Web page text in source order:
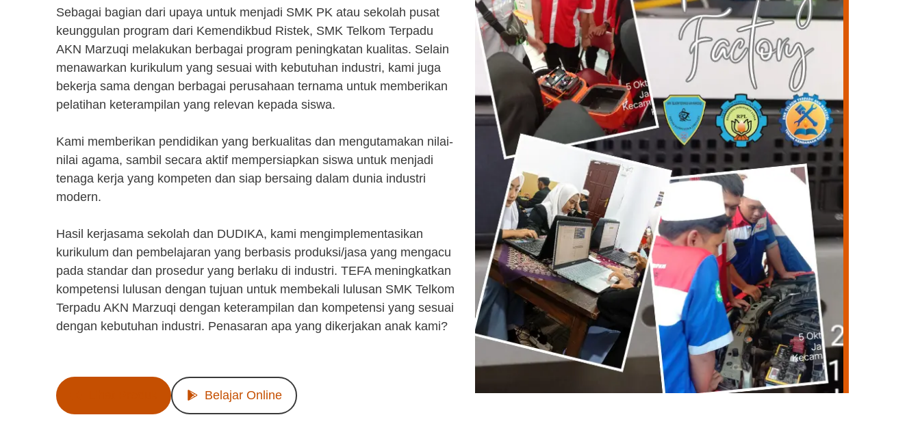
Sebagai bagian dari upaya untuk menjadi SMK PK atau sekolah pusat
keunggulan program dari Kemendikbud Ristek, SMK Telkom Terpadu
AKN Marzuqi melakukan berbagai program peningkatan kualitas. Selain
menawarkan kurikulum yang sesuai with kebutuhan industri, kami juga
bekerja sama dengan berbagai perusahaan ternama untuk memberikan
pelatihan keterampilan yang relevan kepada siswa.
Kami memberikan pendidikan yang berkualitas dan mengutamakan nilai-
nilai agama, sambil secara aktif mempersiapkan siswa untuk menjadi
tenaga kerja yang kompeten dan siap bersaing dalam dunia industri
modern.
Hasil kerjasama sekolah dan DUDIKA, kami mengimplementasikan
kurikulum dan pembelajaran yang berbasis produksi/jasa yang mengacu
pada standar dan prosedur yang berlaku di industri. TEFA meningkatkan
kompetensi lulusan dengan tujuan untuk membekali lulusan SMK Telkom
Terpadu AKN Marzuqi dengan keterampilan dan kompetensi yang sesuai
dengan kebutuhan industri. Penasaran apa yang dikerjakan anak kami?
Belajar Online